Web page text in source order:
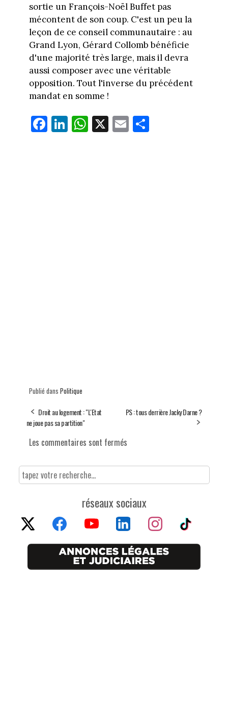
sortie un François-Noël Buffet pas
mécontent de son coup. C'est un peu la
leçon de ce conseil communautaire : au
Grand Lyon, Gérard Collomb bénéficie
d'une majorité très large, mais il devra
aussi composer avec une véritable
opposition. Tout l'inverse du précédent
mandat en somme !
Fa
ce
Li
nk
W
ha
X E
m
Pa
rt
Publié dans Politique
Droit au logement : "L'Etat
ne joue pas sa partition"
PS : tous derrière Jacky Darne ?
Les commentaires sont fermés
réseaux sociaux